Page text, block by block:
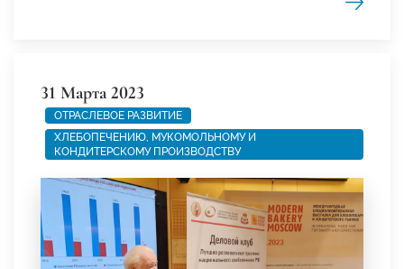
31 Марта 2023
ОТРАСЛЕВОЕ РАЗВИТИЕ
ХЛЕБОПЕЧЕНИЮ, МУКОМОЛЬНОМУ И
КОНДИТЕРСКОМУ ПРОИЗВОДСТВУ